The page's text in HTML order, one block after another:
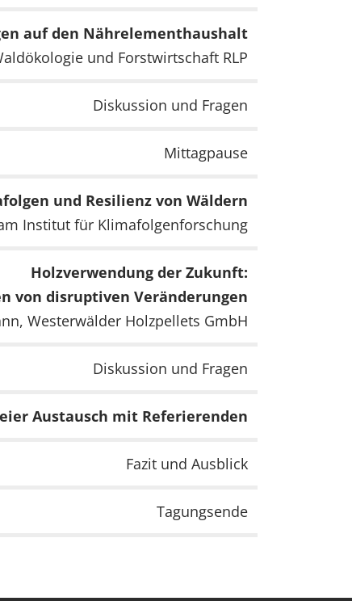
auf den Nährelementhaushalt
und Forstwirtschaft RLP
Diskussion und Fragen
Mittagpause
und Resilienz von Wäldern
Institut für Klimafolgenforschung
Holzverwendung der Zukunft:
von disruptiven Veränderungen
Westerwälder Holzpellets GmbH
Diskussion und Fragen
Austausch mit Referierenden
Fazit und Ausblick
Tagungsende